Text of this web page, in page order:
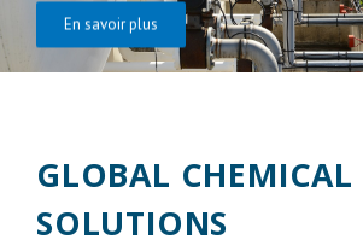
En savoir plus
GLOBAL CHEMICAL
SOLUTIONS